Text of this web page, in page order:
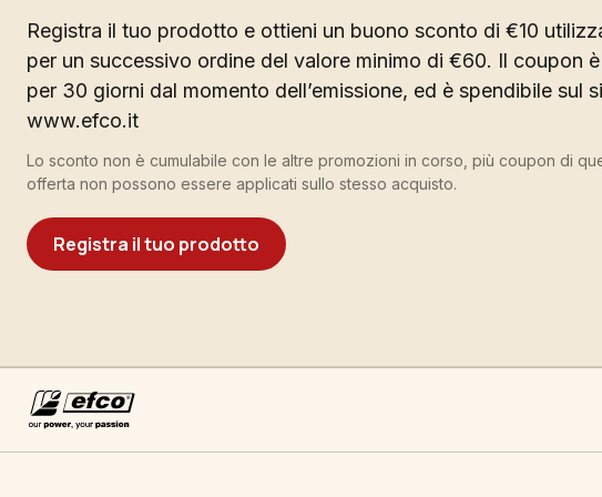
Registra il tuo prodotto e ottieni un buono sconto di €10
per un successivo ordine del valore minimo di €60. Il coupon
per 30 giorni dal momento dell’emissione, ed è spendibile sul
www.efco.it
Lo sconto non è cumulabile con le altre promozioni in corso, più coupon di
offerta non possono essere applicati sullo stesso acquisto.
Registra il tuo prodotto